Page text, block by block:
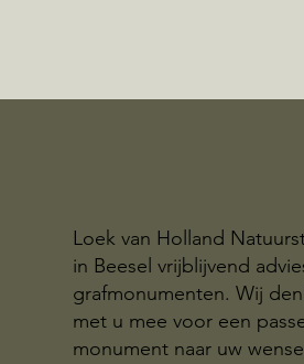
Loek van Holland
in Beesel vrijblijvend
grafmonumenten. Wij
met u mee voor een
monument naar uw